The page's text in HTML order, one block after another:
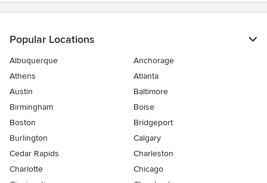
Popular Locations
Albuquerque
Anchorage
Athens
Atlanta
Austin
Baltimore
Birmingham
Boise
Boston
Bridgeport
Burlington
Calgary
Cedar Rapids
Charleston
Charlotte
Chicago